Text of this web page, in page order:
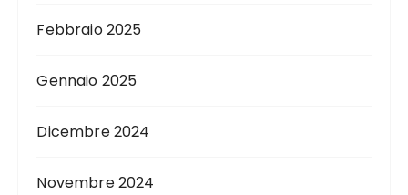
Febbraio 2025
Gennaio 2025
Dicembre 2024
Novembre 2024